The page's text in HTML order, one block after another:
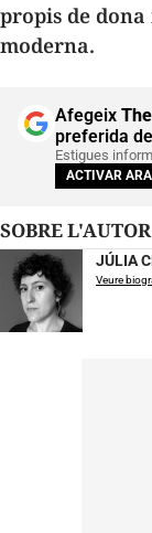
propis de
moderna.
Afegeix
preferida
Estigues
ACTIVAR ARA
SOBRE L'AUTOR
JÚLIA
Veure